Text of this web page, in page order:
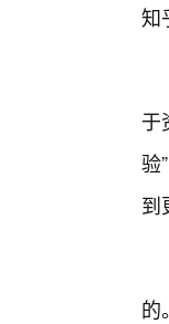
知
于
验
到
的